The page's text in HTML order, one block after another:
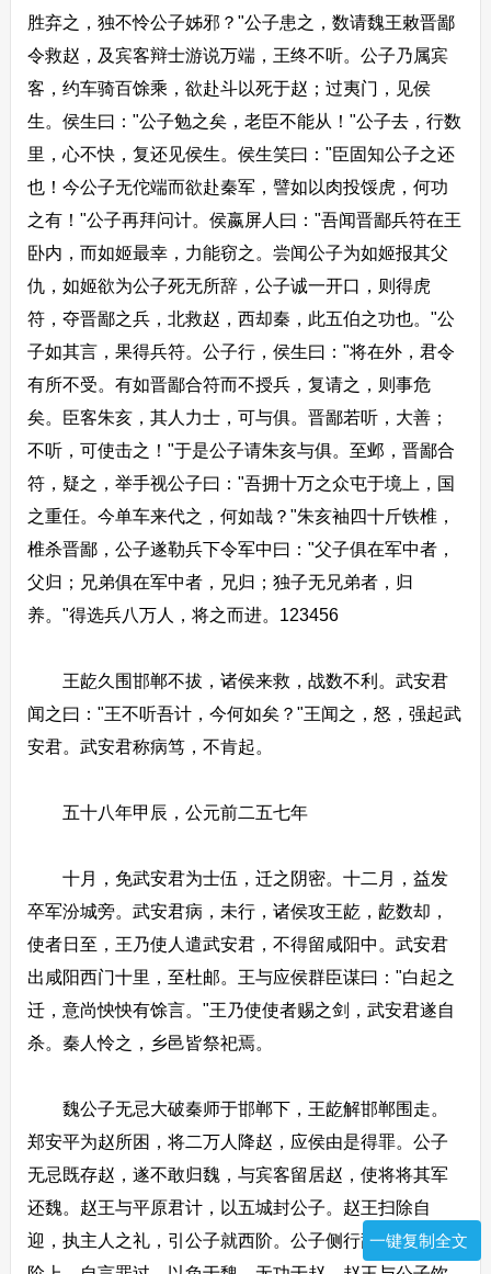
胜弃之，独不怜公子姊邪？"公子患之，数请魏王敕晋鄙
令救赵，及宾客辩士游说万端，王终不听。公子乃属宾
客，约车骑百馀乘，欲赴斗以死于赵；过夷门，见侯
生。侯生曰："公子勉之矣，老臣不能从！"公子去，行数
里，心不快，复还见侯生。侯生笑曰："臣固知公子之还
也！今公子无佗端而欲赴秦军，譬如以肉投馁虎，何功
之有！"公子再拜问计。侯嬴屏人曰："吾闻晋鄙兵符在王
卧内，而如姬最幸，力能窃之。尝闻公子为如姬报其父
仇，如姬欲为公子死无所辞，公子诚一开口，则得虎
符，夺晋鄙之兵，北救赵，西却秦，此五伯之功也。"公
子如其言，果得兵符。公子行，侯生曰："将在外，君令
有所不受。有如晋鄙合符而不授兵，复请之，则事危
矣。臣客朱亥，其人力士，可与俱。晋鄙若听，大善；
不听，可使击之！"于是公子请朱亥与俱。至邺，晋鄙合
符，疑之，举手视公子曰："吾拥十万之众屯于境上，国
之重任。今单车来代之，何如哉？"朱亥袖四十斤铁椎，
椎杀晋鄙，公子遂勒兵下令军中曰："父子俱在军中者，
父归；兄弟俱在军中者，兄归；独子无兄弟者，归
养。"得选兵八万人，将之而进。123456
王龁久围邯郸不拔，诸侯来救，战数不利。武安君
闻之曰："王不听吾计，今何如矣？"王闻之，怒，强起武
安君。武安君称病笃，不肯起。
五十八年甲辰，公元前二五七年
十月，免武安君为士伍，迁之阴密。十二月，益发
卒军汾城旁。武安君病，未行，诸侯攻王龁，龁数却，
使者日至，王乃使人遣武安君，不得留咸阳中。武安君
出咸阳西门十里，至杜邮。王与应侯群臣谋曰："白起之
迁，意尚怏怏有馀言。"王乃使使者赐之剑，武安君遂自
杀。秦人怜之，乡邑皆祭祀焉。
魏公子无忌大破秦师于邯郸下，王龁解邯郸围走。
郑安平为赵所困，将二万人降赵，应侯由是得罪。公子
无忌既存赵，遂不敢归魏，与宾客留居赵，使将将其军
还魏。赵王与平原君计，以五城封公子。赵王扫除自
迎，执主人之礼，引公子就西阶。公子侧行辞让，从东
一键复制全文